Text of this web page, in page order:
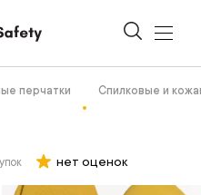
перчатки Спилковые и
нет оценок